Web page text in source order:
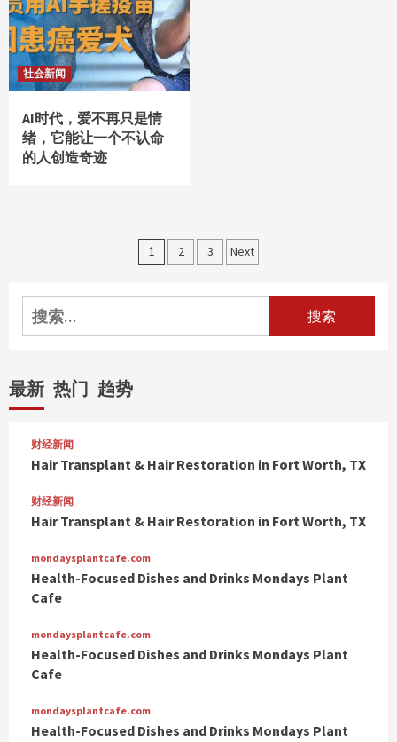
社会新闻
AI时代，爱不再只是情
绪，它能让一个不认命
的人创造奇迹
文
页
1 2 3 Next
搜
索：
最新 热门 趋势
财经新闻
Hair Transplant & Hair Restoration in Fort Worth, TX
财经新闻
Hair Transplant & Hair Restoration in Fort Worth, TX
mondaysplantcafe.com
Health-Focused Dishes and Drinks Mondays Plant
Cafe
mondaysplantcafe.com
Health-Focused Dishes and Drinks Mondays Plant
Cafe
mondaysplantcafe.com
Health-Focused Dishes and Drinks Mondays Plant